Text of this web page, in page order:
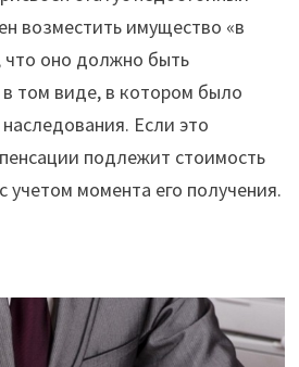
возместить имущество «в
что оно должно быть
том виде, в котором было
Если это
подлежит стоимость
учетом момента его получения.